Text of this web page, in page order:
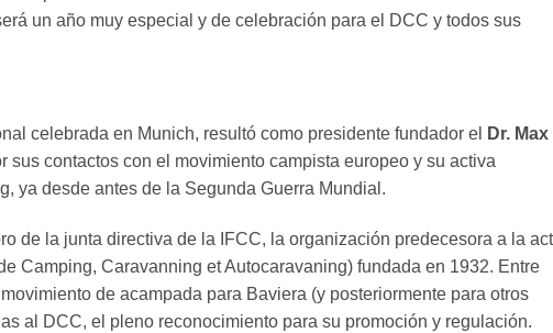
un año muy especial y de celebración para el DCC y todos sus
celebrada en Munich, resultó como presidente fundador el
Dr. Max
sus contactos con el movimiento campista europeo y su activa
ya desde antes de la Segunda Guerra Mundial.
de la junta directiva de la IFCC, la organización predecesora a la
Camping, Caravanning et Autocaravaning) fundada en 1932. Entre
de acampada para Baviera (y posteriormente para otros
al DCC, el pleno reconocimiento para su promoción y regulación.